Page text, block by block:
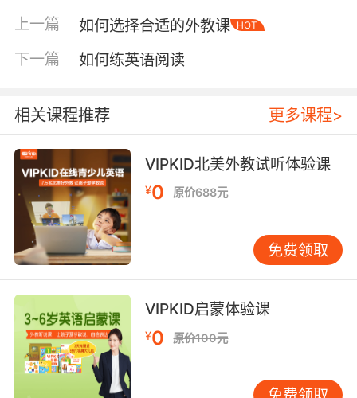
机械跟读，还是能理解故事脉络并回答相关问
题？对大龄孩子，可进一步观察其处理不同文体
文本的能力。 写作能力随年龄变化显著。评估时
需关注拼写、语法、内容组织与逻辑性，以及创
各异 不同年龄段，学习目标与评估侧重点应有所
不同。 3-6岁启蒙期：重点在于兴趣与语音意
识。能跟唱英文儿歌、听懂简单课堂指令、乐于
模仿发音，便是成功。 7-9岁基础期：孩子开始
接触自然拼读与基础语法。可观察其能否自主阅
读分级读物、进行基本日常交流。词汇量是参
考，但更关键的是词汇在真实场景中的运用。
10-12岁发展期：评估应关注对稍复杂文本的理
解、个人观点的英语表达，以及写作中初步显现
的逻辑性。此阶段可适度参考标准化测试。 13岁
以上提高期：英语逐渐转化为学习工具。评估重
点转向学术能力，如用英语做笔记、写报告、参
与讨论等。 实用工具与方法：客观参考，多元印
证 除了日常观察，一些工具能提供更客观的参
上一篇 如何选择合适的外教课 HOT
下一篇 如何练英语阅读
相关课程推荐 更多课程>
VIPKID北美外教试听体验课
¥0 原价688元
免费领取
VIPKID启蒙体验课
¥0 原价100元